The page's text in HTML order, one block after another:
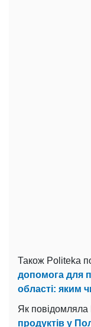
Також Politeka
допомога для
області: яким
Як повідомляла
продуктів у